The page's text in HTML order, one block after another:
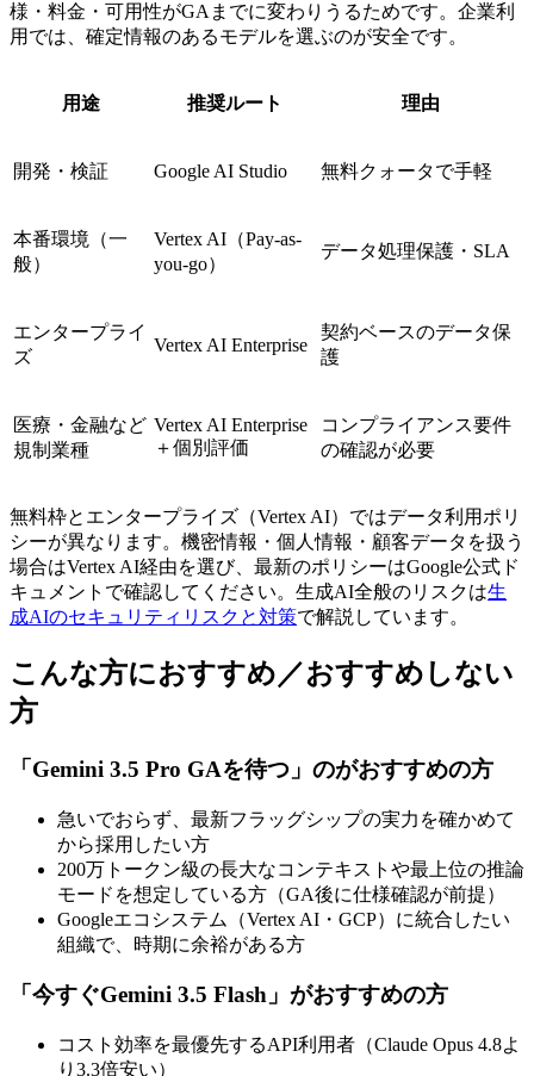
様・料金・可用性がGAまでに変わりうるためです。企業利
用では、確定情報のあるモデルを選ぶのが安全です。
用途 推奨ルート 理由
開発・検証 Google AI Studio 無料クォータで手軽
本番環境（一
般）
Vertex AI（Pay-as-
you-go）
データ処理保護・SLA
エンタープライ
ズ
Vertex AI Enterprise
契約ベースのデータ保
護
医療・金融など
規制業種
Vertex AI Enterprise
＋個別評価
コンプライアンス要件
の確認が必要
無料枠とエンタープライズ（Vertex AI）ではデータ利用ポリ
シーが異なります。機密情報・個人情報・顧客データを扱う
場合はVertex AI経由を選び、最新のポリシーはGoogle公式ド
キュメントで確認してください。生成AI全般のリスクは生
成AIのセキュリティリスクと対策で解説しています。
こんな方におすすめ／おすすめしない
方
「Gemini 3.5 Pro GAを待つ」のがおすすめの方
急いでおらず、最新フラッグシップの実力を確かめて
から採用したい方
200万トークン級の長大なコンテキストや最上位の推論
モードを想定している方（GA後に仕様確認が前提）
Googleエコシステム（Vertex AI・GCP）に統合したい
組織で、時期に余裕がある方
「今すぐGemini 3.5 Flash」がおすすめの方
コスト効率を最優先するAPI利用者（Claude Opus 4.8よ
り3.3倍安い）